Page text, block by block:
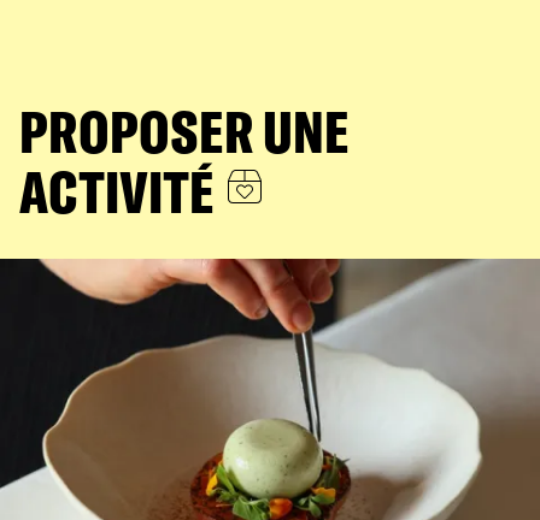
PROPOSER UNE
ACTIVITÉ